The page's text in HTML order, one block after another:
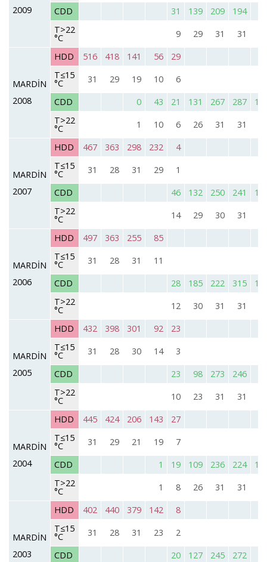
2009
CDD
31 139 209 194
T>22
°C 9 29 31 31
MARDİN
2008
HDD 516 418 141 56
29
T≤15
°C 31 29 19 10
6
CDD
0 43 21 131 267 287
T>22
°C 1 10 6 26 31 31
MARDİN
2007
HDD 467 363 298 232
4
T≤15
°C 31 28 31 29
1
CDD
46 132 250 241
T>22
°C 14 29 30 31
MARDİN
2006
HDD 497 363 255
85
T≤15
°C 31 28 31
11
CDD
28 185 222 315
T>22
°C 12 30 31 31
MARDİN
2005
HDD 432 398 301 92
23
T≤15
°C 31 28 30 14
3
CDD
23 98 273 246
T>22
°C 10 23 31 31
MARDİN
2004
HDD 445 424 206 143
27
T≤15
°C 31 29 21 19
7
CDD
1 19 109 236 224
T>22
°C 1 8 26 31 31
MARDİN
2003
HDD 402 440 379 142
8
T≤15
°C 31 28 31 23
2
CDD
20 127 245 272